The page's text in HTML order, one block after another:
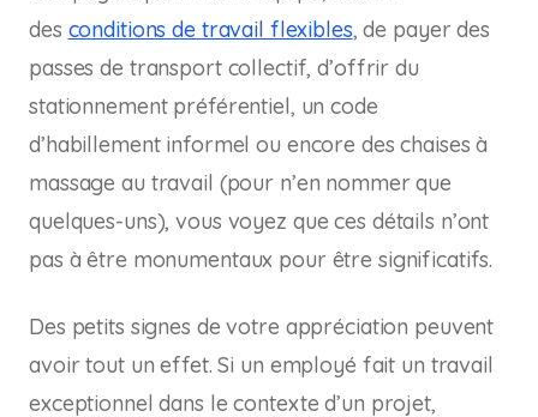
des conditions de travail flexibles, de payer des
passes de transport collectif, d’offrir du
stationnement préférentiel, un code
d’habillement informel ou encore des chaises à
massage au travail (pour n’en nommer que
quelques-uns), vous voyez que ces détails n’ont
pas à être monumentaux pour être significatifs.
Des petits signes de votre appréciation peuvent
avoir tout un effet. Si un employé fait un travail
exceptionnel dans le contexte d’un projet,